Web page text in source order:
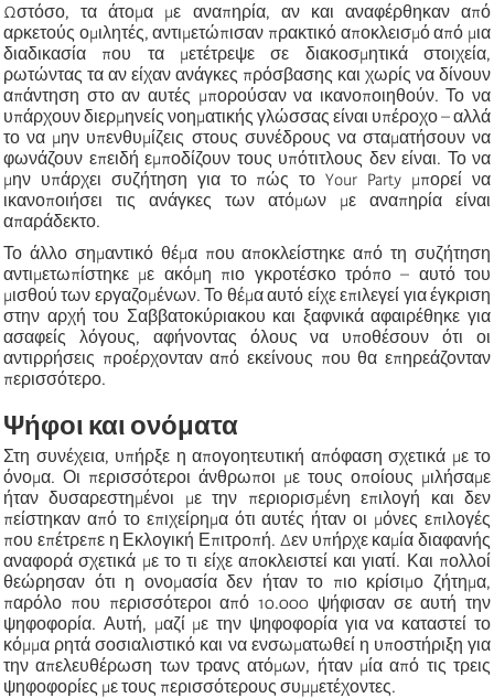
Ωστόσο, τα άτομα με αναπηρία, αν και αναφέρθηκαν από
αρκετούς ομιλητές, αντιμετώπισαν πρακτικό αποκλεισμό από μια
διαδικασία που τα μετέτρεψε σε διακοσμητικά στοιχεία,
ρωτώντας τα αν είχαν ανάγκες πρόσβασης και χωρίς να δίνουν
απάντηση στο αν αυτές μπορούσαν να ικανοποιηθούν. Το να
υπάρχουν διερμηνείς νοηματικής γλώσσας είναι υπέροχο – αλλά
το να μην υπενθυμίζεις στους συνέδρους να σταματήσουν να
φωνάζουν επειδή εμποδίζουν τους υπότιτλους δεν είναι. Το να
μην υπάρχει συζήτηση για το πώς το Your Party μπορεί να
ικανοποιήσει τις ανάγκες των ατόμων με αναπηρία είναι
απαράδεκτο.
Το άλλο σημαντικό θέμα που αποκλείστηκε από τη συζήτηση
αντιμετωπίστηκε με ακόμη πιο γκροτέσκο τρόπο – αυτό του
μισθού των εργαζομένων. Το θέμα αυτό είχε επιλεγεί για έγκριση
στην αρχή του Σαββατοκύριακου και ξαφνικά αφαιρέθηκε για
ασαφείς λόγους, αφήνοντας όλους να υποθέσουν ότι οι
αντιρρήσεις προέρχονταν από εκείνους που θα επηρεάζονταν
περισσότερο.
Ψήφοι και ονόματα
Στη συνέχεια, υπήρξε η απογοητευτική απόφαση σχετικά με το
όνομα. Οι περισσότεροι άνθρωποι με τους οποίους μιλήσαμε
ήταν δυσαρεστημένοι με την περιορισμένη επιλογή και δεν
πείστηκαν από το επιχείρημα ότι αυτές ήταν οι μόνες επιλογές
που επέτρεπε η Εκλογική Επιτροπή. Δεν υπήρχε καμία διαφανής
αναφορά σχετικά με το τι είχε αποκλειστεί και γιατί. Και πολλοί
θεώρησαν ότι η ονομασία δεν ήταν το πιο κρίσιμο ζήτημα,
παρόλο που περισσότεροι από 10.000 ψήφισαν σε αυτή την
ψηφοφορία. Αυτή, μαζί με την ψηφοφορία για να καταστεί το
κόμμα ρητά σοσιαλιστικό και να ενσωματωθεί η υποστήριξη για
την απελευθέρωση των τρανς ατόμων, ήταν μία από τις τρεις
ψηφοφορίες με τους περισσότερους συμμετέχοντες.